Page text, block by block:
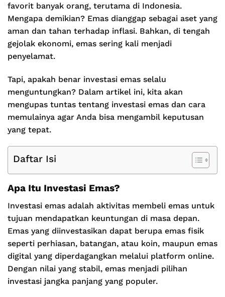
favorit banyak orang, terutama di Indonesia.
Mengapa demikian? Emas dianggap sebagai aset yang
aman dan tahan terhadap inflasi. Bahkan, di tengah
gejolak ekonomi, emas sering kali menjadi
penyelamat.
Tapi, apakah benar investasi emas selalu
menguntungkan? Dalam artikel ini, kita akan
mengupas tuntas tentang investasi emas dan cara
memulainya agar Anda bisa mengambil keputusan
yang tepat.
Daftar Isi
Apa Itu Investasi Emas?
Investasi emas adalah aktivitas membeli emas untuk
tujuan mendapatkan keuntungan di masa depan.
Emas yang diinvestasikan dapat berupa emas fisik
seperti perhiasan, batangan, atau koin, maupun emas
digital yang diperdagangkan melalui platform online.
Dengan nilai yang stabil, emas menjadi pilihan
investasi jangka panjang yang populer.